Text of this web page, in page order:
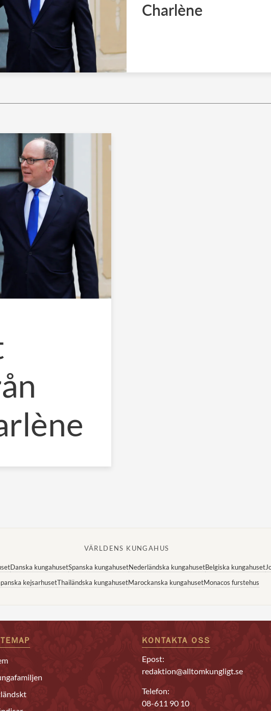
Charlène
VÄRLDENS KUNGAHUS
Danska kungahusetSpanska kungahusetNederländska kungahusetBelgiska kungahuset
kejsarhusetThailändska kungahusetMarockanska kungahusetMonacos furstehus
KONTAKTA OSS
Epost:
redaktion@alltomkungligt.se
Telefon:
08-611 90 10